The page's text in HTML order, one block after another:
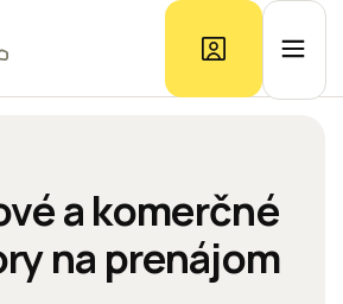
Prieskum trhu
a komerčné
na prenájom